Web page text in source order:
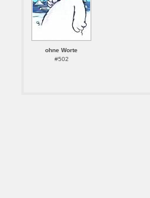
ohne Worte
#502